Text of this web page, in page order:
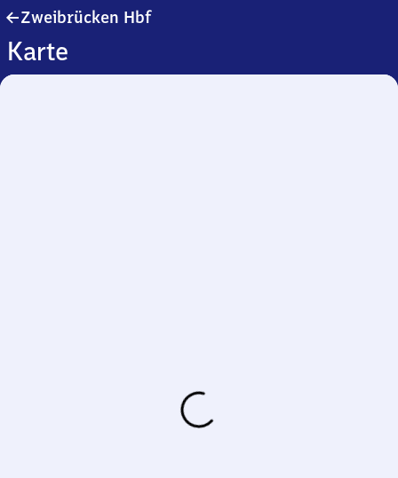
Zweibrücken HbfZweibrücken
Karte
Wird